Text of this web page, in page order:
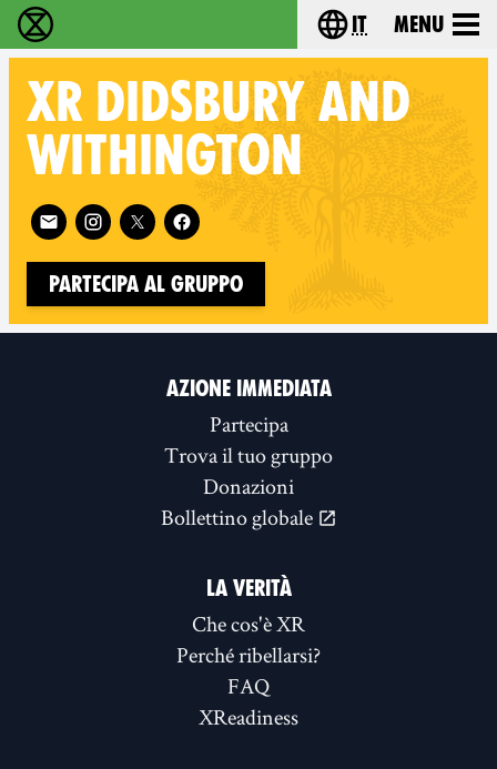
Extinction Rebellion - Home Choose your
it Menu
XR DIDSBURY AND
WITHINGTON
Follow XR Didsbury and Withington on
Partecipa al gruppo
AZIONE IMMEDIATA
Partecipa
Trova il tuo gruppo
Donazioni
Bollettino globale
LA VERITÀ
Che cos'è XR
Perché ribellarsi?
FAQ
XReadiness